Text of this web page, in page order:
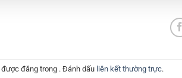
được đăng trong . Đánh dấu liên kết thường trực.